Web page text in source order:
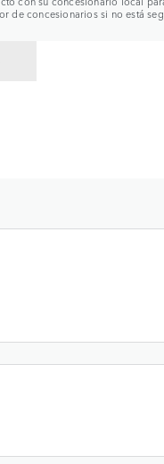
de concesionarios si no está